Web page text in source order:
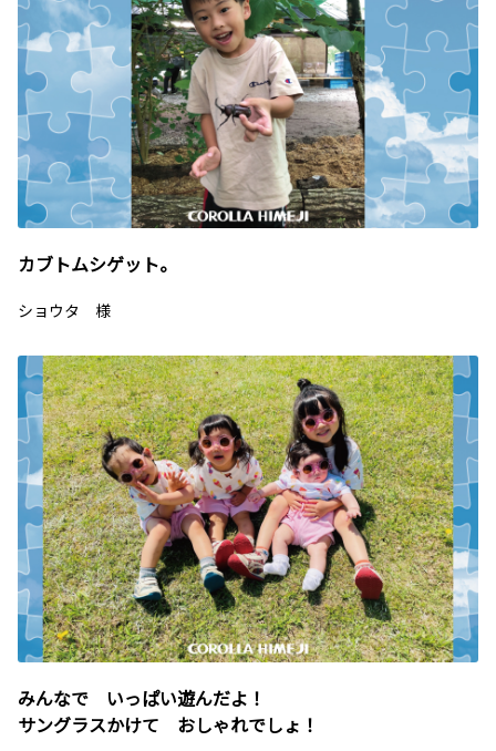
カブトムシゲット。
ショウタ 様
みんなで いっぱい遊んだよ！
サングラスかけて おしゃれでしょ！